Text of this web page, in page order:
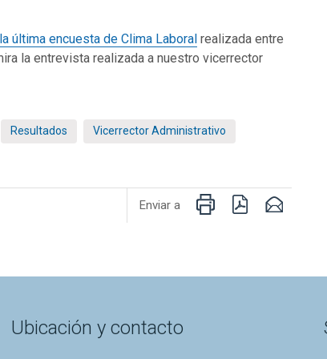
última encuesta de Clima Laboral realizada entre
la entrevista realizada a nuestro vicerrector
Resultados Vicerrector Administrativo
Enviar a ImprimirPDF Email
Ubicación y contacto